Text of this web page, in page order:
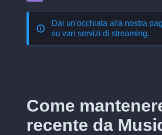
Dai un'occhiata alla nostra
su vari servizi di streaming.
Come
recente da